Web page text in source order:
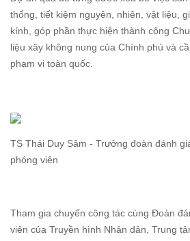
thống, tiết kiệm nguyên, nhiên, vật liệu,
kính, góp phần thực hiện thành công
liệu xây không nung của Chính phủ và
phạm vi toàn quốc.
TS Thái Duy Sâm - Trưởng đoàn đánh
phóng viên
Tham gia chuyến công tác cùng Đoàn
viên của Truyền hình Nhân dân, Trung